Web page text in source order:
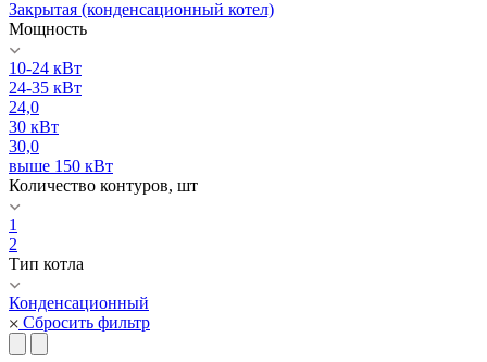
Закрытая (конденсационный котел)
Мощность
10-24 кВт
24-35 кВт
24,0
30 кВт
30,0
выше 150 кВт
Количество контуров, шт
1
2
Тип котла
Конденсационный
Сбросить фильтр